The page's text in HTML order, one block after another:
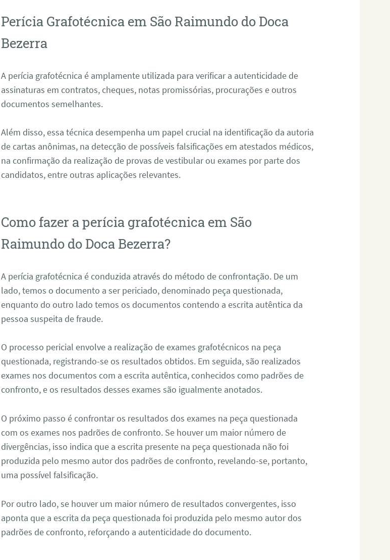
Perícia Grafotécnica em São Raimundo do Doca
Bezerra
A perícia grafotécnica é amplamente utilizada para verificar a autenticidade de
assinaturas em contratos, cheques, notas promissórias, procurações e outros
documentos semelhantes.
Além disso, essa técnica desempenha um papel crucial na identificação da autoria
de cartas anônimas, na detecção de possíveis falsificações em atestados médicos,
na confirmação da realização de provas de vestibular ou exames por parte dos
candidatos, entre outras aplicações relevantes.
Como fazer a perícia grafotécnica em São
Raimundo do Doca Bezerra?
A perícia grafotécnica é conduzida através do método de confrontação. De um
lado, temos o documento a ser periciado, denominado peça questionada,
enquanto do outro lado temos os documentos contendo a escrita autêntica da
pessoa suspeita de fraude.
O processo pericial envolve a realização de exames grafotécnicos na peça
questionada, registrando-se os resultados obtidos. Em seguida, são realizados
exames nos documentos com a escrita autêntica, conhecidos como padrões de
confronto, e os resultados desses exames são igualmente anotados.
O próximo passo é confrontar os resultados dos exames na peça questionada
com os exames nos padrões de confronto. Se houver um maior número de
divergências, isso indica que a escrita presente na peça questionada não foi
produzida pelo mesmo autor dos padrões de confronto, revelando-se, portanto,
uma possível falsificação.
Por outro lado, se houver um maior número de resultados convergentes, isso
aponta que a escrita da peça questionada foi produzida pelo mesmo autor dos
padrões de confronto, reforçando a autenticidade do documento.